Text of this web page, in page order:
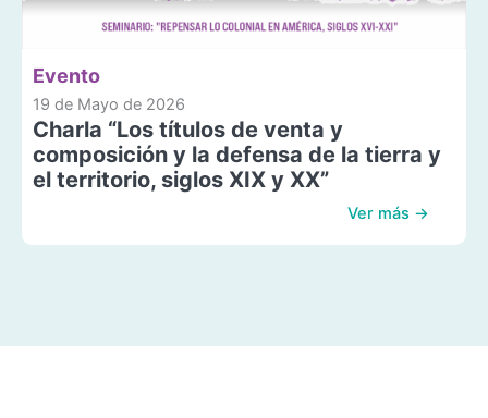
Evento
19 de Mayo de 2026
Charla “Los títulos de venta y
composición y la defensa de la tierra y
el territorio, siglos XIX y XX”
Ver más →